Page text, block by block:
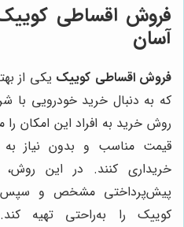
فروش اقساطی
آسان
فروش اقساطی کوییک یکی از
که به دنبال خرید خودرویی با
روش خرید به افراد این امکان
قیمت مناسب و بدون نیاز به
خریداری کنند. در این روش،
پیش‌پرداختی مشخص و سپس
کوییک را به‌راحتی تهیه